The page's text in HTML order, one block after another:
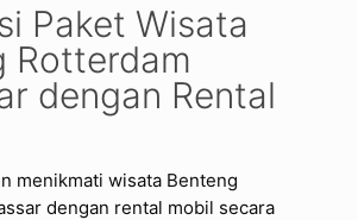
Paket Wisata
Rotterdam
dengan Rental
menikmati wisata Benteng
dengan rental mobil secara